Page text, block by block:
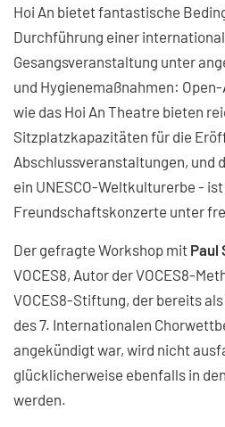
Hoi An bietet fantastische
Durchführung einer
Gesangsveranstaltung unter
und Hygienemaßnahmen:
wie das Hoi An Theatre bieten
Sitzplatzkapazitäten für die
Abschlussveranstaltungen, und
ein UNESCO-Weltkulturerbe -
Freundschaftskonzerte unter
Der gefragte Workshop mit Paul
VOCES8, Autor der VOCES8-
VOCES8-Stiftung, der bereits
des 7. Internationalen
angekündigt war, wird nicht
glücklicherweise ebenfalls in
werden.